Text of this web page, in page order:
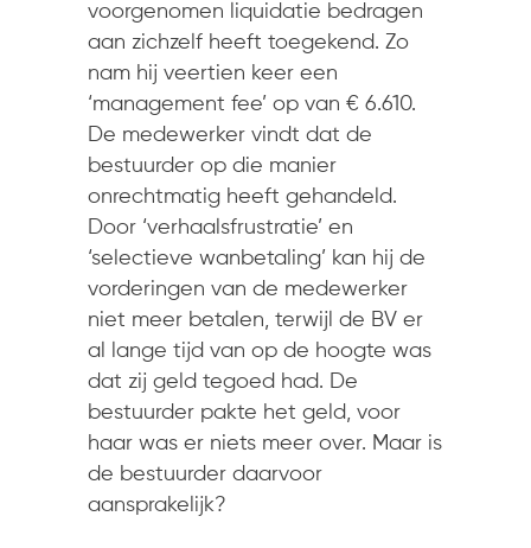
voorgenomen liquidatie bedragen
aan zichzelf heeft toegekend. Zo
nam hij veertien keer een
‘management fee’ op van € 6.610.
De medewerker vindt dat de
bestuurder op die manier
onrechtmatig heeft gehandeld.
Door ‘verhaalsfrustratie’ en
‘selectieve wanbetaling’ kan hij de
vorderingen van de medewerker
niet meer betalen, terwijl de BV er
al lange tijd van op de hoogte was
dat zij geld tegoed had. De
bestuurder pakte het geld, voor
haar was er niets meer over. Maar is
de bestuurder daarvoor
aansprakelijk?